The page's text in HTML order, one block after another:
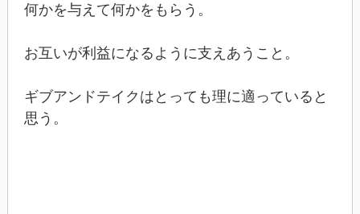
何かを与えて何かをもらう。
お互いが利益になるように支えあうこと。
ギブアンドテイクはとっても理に適っていると
思う。